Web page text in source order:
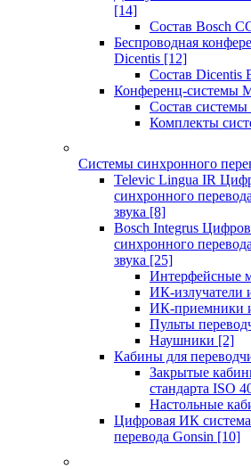
[14]
Состав Bosch
Беспроводная
Dicentis [12]
Состав Dicentis
Конференц-системы
Состав
Комплекты
Системы синхронного
Televic Lingua IR
синхронного
звука [8]
Bosch Integrus
синхронного
звука [25]
Интерфейсные
ИК-излучатели
ИК-приемники
Пульты
Наушники [2]
Кабины для
Закрытые
стандарта ISO
Настольные
Цифровая ИК
перевода Gonsin [10]